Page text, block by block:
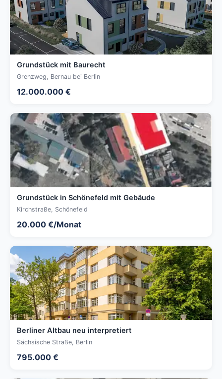
Grundstück mit Baurecht
Grenzweg, Bernau bei Berlin
12.000.000 €
Grundstück in Schönefeld mit Gebäude
Kirchstraße, Schönefeld
20.000 €/Monat
Berliner Altbau neu interpretiert
Sächsische Straße, Berlin
795.000 €